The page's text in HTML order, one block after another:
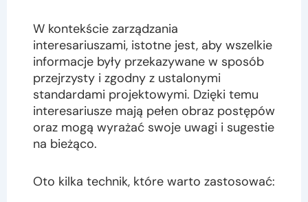
W kontekście zarządzania
interesariuszami, istotne jest, aby wszelkie
informacje były przekazywane w sposób
przejrzysty i zgodny z ustalonymi
standardami projektowymi. Dzięki temu
interesariusze mają pełen obraz postępów
oraz mogą wyrażać swoje uwagi i sugestie
na bieżąco.
Oto kilka technik, które warto zastosować: